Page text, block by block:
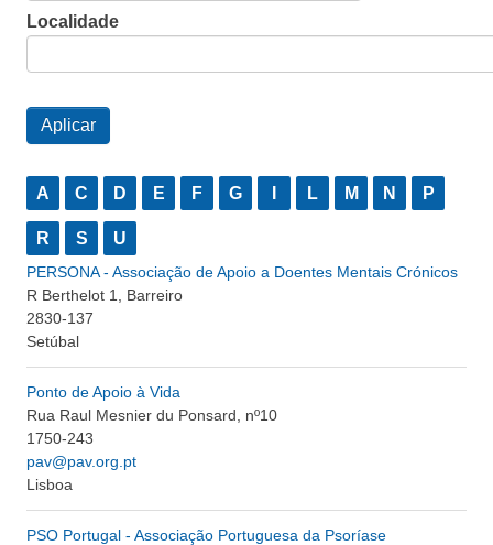
Localidade
A C D E F G L M N P
R S U
PERSONA - Associação de Apoio a Doentes Mentais Crónicos
R Berthelot 1, Barreiro
2830-137
Setúbal
Ponto de Apoio à Vida
Rua Raul Mesnier du Ponsard, nº10
1750-243
pav@pav.org.pt
Lisboa
PSO Portugal - Associação Portuguesa da Psoríase